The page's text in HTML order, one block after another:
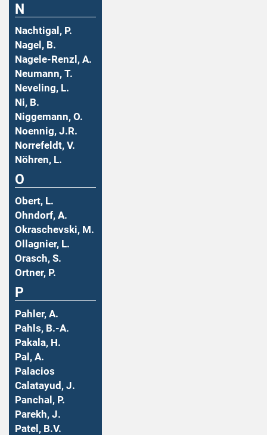
N
Nachtigal, P.
Nagel, B.
Nagele-Renzl, A.
Neumann, T.
Neveling, L.
Ni, B.
Niggemann, O.
Noennig, J.R.
Norrefeldt, V.
Nöhren, L.
O
Obert, L.
Ohndorf, A.
Okraschevski, M.
Ollagnier, L.
Orasch, S.
Ortner, P.
P
Pahler, A.
Pahls, B.-A.
Pakala, H.
Pal, A.
Palacios
Calatayud, J.
Panchal, P.
Parekh, J.
Patel, B.V.